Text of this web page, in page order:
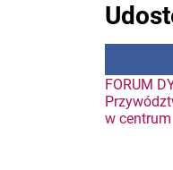
wpisu
FORUM
w centrum